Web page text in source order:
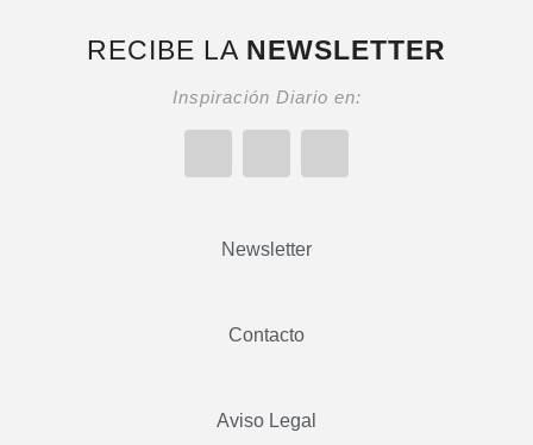
RECIBE LA NEWSLETTER
Inspiración Diario en:
Newsletter
Contacto
Aviso Legal